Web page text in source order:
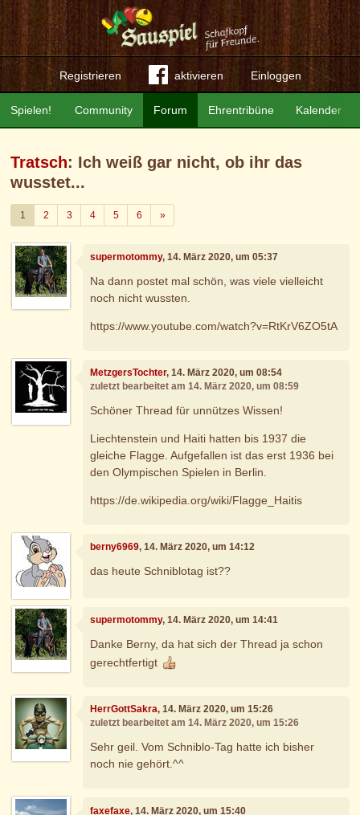
Registrieren aktivieren Einloggen
Community Forum Ehrentribüne Kalender
Spielen!
Tratsch: Ich weiß gar nicht, ob ihr das
wusstet...
1 2 3 4 5 6 »Weiter
supermotommy, 14. März 2020, um 05:37
Na dann postet mal schön, was viele vielleicht
noch nicht wussten.
https://www.youtube.com/watch?v=RtKrV6ZO5tA
MetzgersTochter, 14. März 2020, um 08:54
zuletzt bearbeitet am 14. März 2020, um 08:59
Schöner Thread für unnützes Wissen!
Liechtenstein und Haiti hatten bis 1937 die
gleiche Flagge. Aufgefallen ist das erst 1936 bei
den Olympischen Spielen in Berlin.
https://de.wikipedia.org/wiki/Flagge_Haitis
berny6969, 14. März 2020, um 14:12
das heute Schniblotag ist??
supermotommy, 14. März 2020, um 14:41
Danke Berny, da hat sich der Thread ja schon
gerechtfertigt
HerrGottSakra, 14. März 2020, um 15:26
zuletzt bearbeitet am 14. März 2020, um 15:26
Sehr geil. Vom Schniblo-Tag hatte ich bisher
noch nie gehört.^^
faxefaxe, 14. März 2020, um 15:40